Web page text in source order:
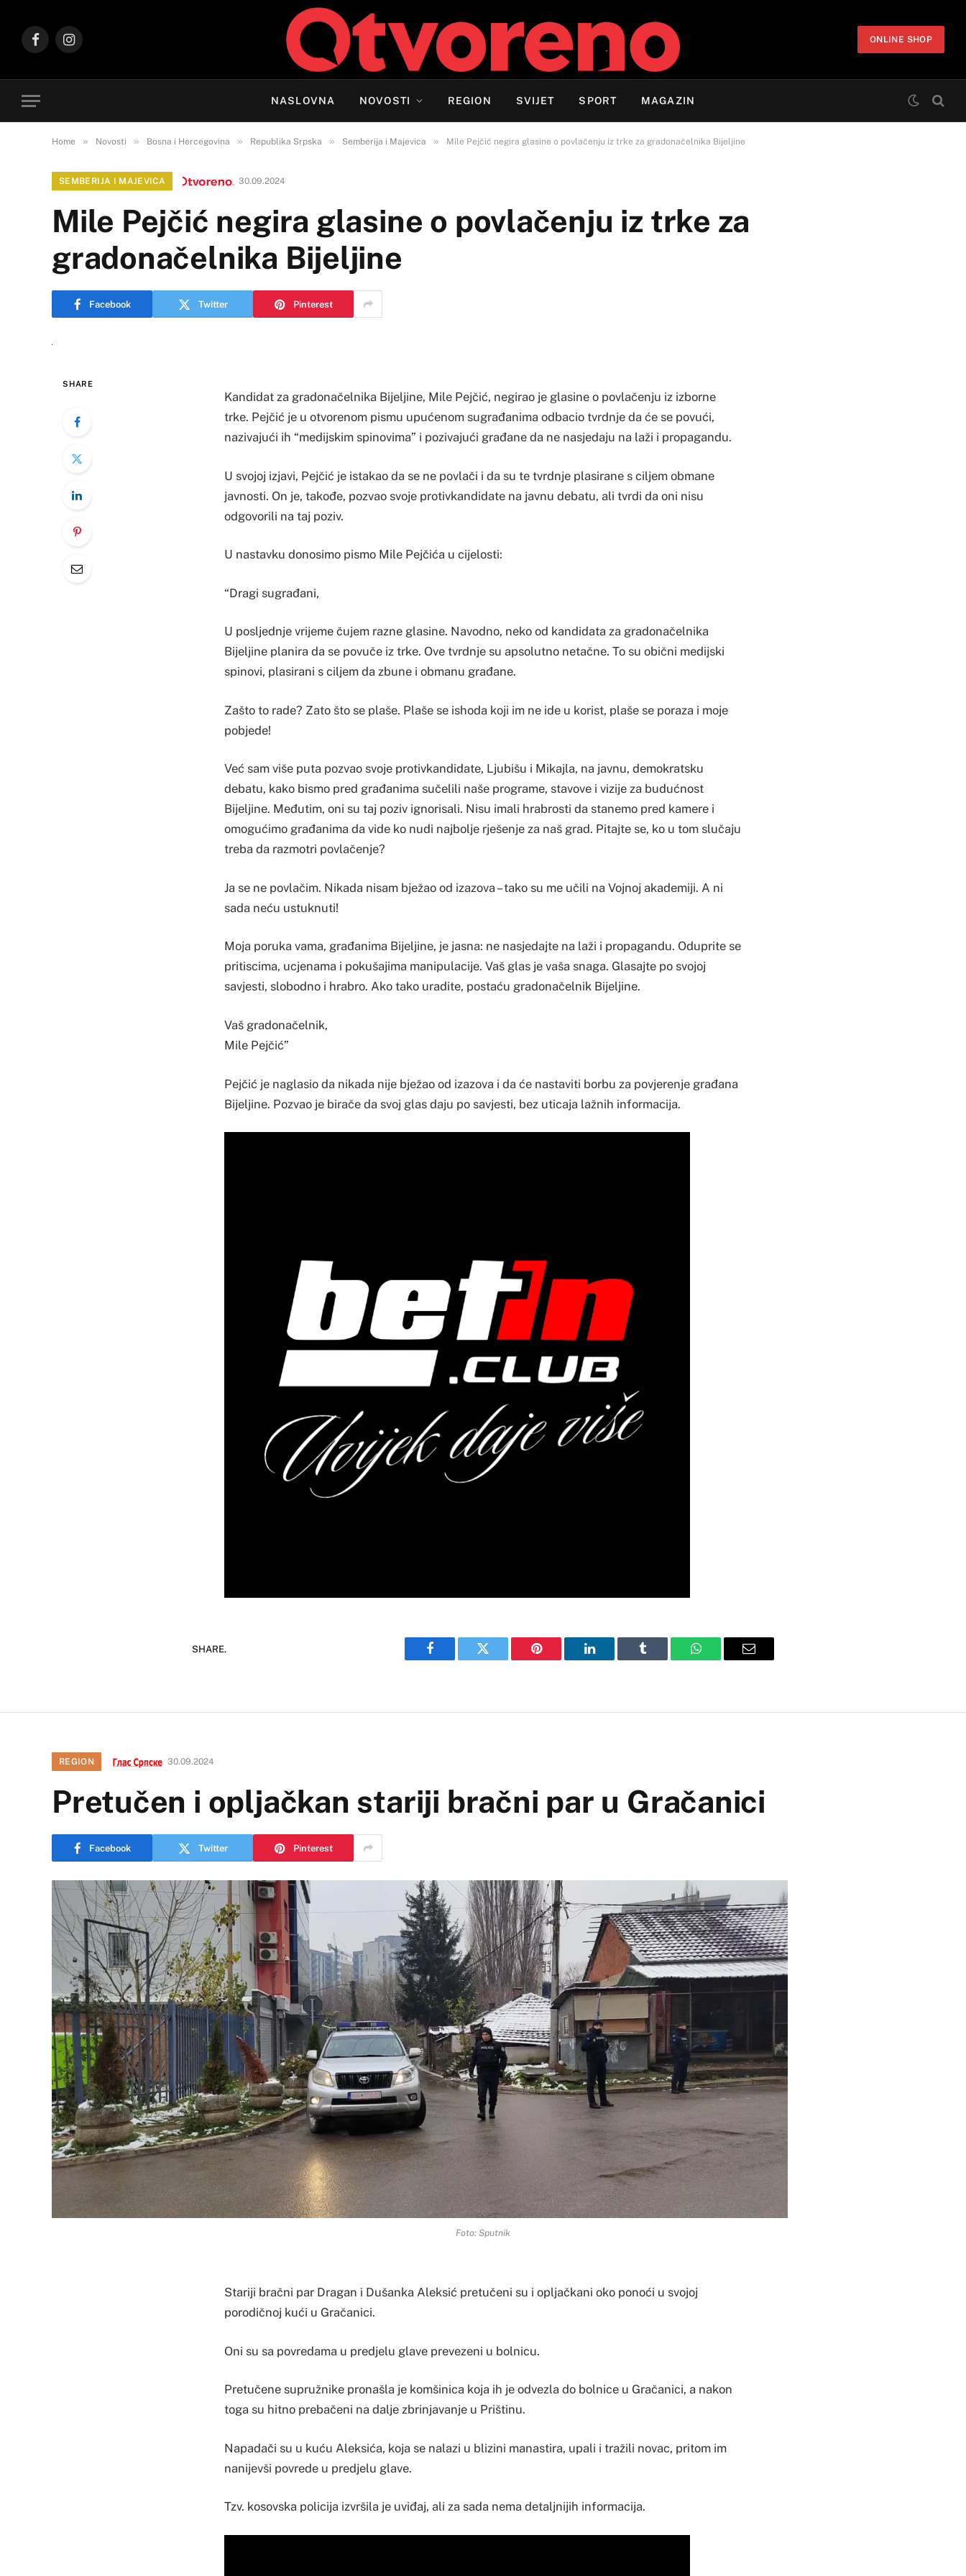
FacebookInstagram
ONLINE SHOP
NASLOVNA NOVOSTI REGION SVIJET SPORT MAGAZIN
Home » Novosti » Bosna i Hercegovina » Republika Srpska » Semberija i Majevica » Mile Pejčić negira glasine o povlačenju iz trke za gradonačelnika Bijeljine
SEMBERIJA I MAJEVICA 30.09.2024
Mile Pejčić negira glasine o povlačenju iz trke za
gradonačelnika Bijeljine
Facebook Twitter Pinterest
SHARE
Kandidat za gradonačelnika Bijeljine, Mile Pejčić, negirao je glasine o povlačenju iz izborne
trke. Pejčić je u otvorenom pismu upućenom sugrađanima odbacio tvrdnje da će se povući,
nazivajući ih “medijskim spinovima” i pozivajući građane da ne nasjedaju na laži i propagandu.
U svojoj izjavi, Pejčić je istakao da se ne povlači i da su te tvrdnje plasirane s ciljem obmane
javnosti. On je, takođe, pozvao svoje protivkandidate na javnu debatu, ali tvrdi da oni nisu
odgovorili na taj poziv.
U nastavku donosimo pismo Mile Pejčića u cijelosti:
“Dragi sugrađani,
U posljednje vrijeme čujem razne glasine. Navodno, neko od kandidata za gradonačelnika
Bijeljine planira da se povuče iz trke. Ove tvrdnje su apsolutno netačne. To su obični medijski
spinovi, plasirani s ciljem da zbune i obmanu građane.
Zašto to rade? Zato što se plaše. Plaše se ishoda koji im ne ide u korist, plaše se poraza i moje
pobjede!
Već sam više puta pozvao svoje protivkandidate, Ljubišu i Mikajla, na javnu, demokratsku
debatu, kako bismo pred građanima sučelili naše programe, stavove i vizije za budućnost
Bijeljine. Međutim, oni su taj poziv ignorisali. Nisu imali hrabrosti da stanemo pred kamere i
omogućimo građanima da vide ko nudi najbolje rješenje za naš grad. Pitajte se, ko u tom slučaju
treba da razmotri povlačenje?
Ja se ne povlačim. Nikada nisam bježao od izazova – tako su me učili na Vojnoj akademiji. A ni
sada neću ustuknuti!
Moja poruka vama, građanima Bijeljine, je jasna: ne nasjedajte na laži i propagandu. Oduprite se
pritiscima, ucjenama i pokušajima manipulacije. Vaš glas je vaša snaga. Glasajte po svojoj
savjesti, slobodno i hrabro. Ako tako uradite, postaću gradonačelnik Bijeljine.
Vaš gradonačelnik,
Mile Pejčić”
Pejčić je naglasio da nikada nije bježao od izazova i da će nastaviti borbu za povjerenje građana
Bijeljine. Pozvao je birače da svoj glas daju po savjesti, bez uticaja lažnih informacija.
SHARE.
Facebook Twitter Pinterest LinkedIn Tumblr WhatsAppEmail
REGION 30.09.2024
Pretučen i opljačkan stariji bračni par u Gračanici
Facebook Twitter Pinterest
Foto: Sputnik
Stariji bračni par Dragan i Dušanka Aleksić pretučeni su i opljačkani oko ponoći u svojoj
porodičnoj kući u Gračanici.
Oni su sa povredama u predjelu glave prevezeni u bolnicu.
Pretučene supružnike pronašla je komšinica koja ih je odvezla do bolnice u Gračanici, a nakon
toga su hitno prebačeni na dalje zbrinjavanje u Prištinu.
Napadači su u kuću Aleksića, koja se nalazi u blizini manastira, upali i tražili novac, pritom im
nanijevši povrede u predjelu glave.
Tzv. kosovska policija izvršila je uviđaj, ali za sada nema detaljnijih informacija.